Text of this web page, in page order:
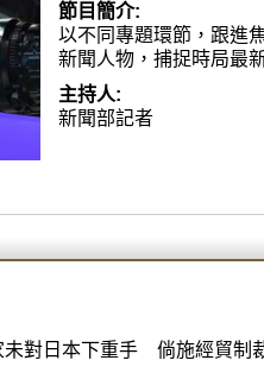
節目簡介:
以不同專題環節，跟進
新聞人物，捕捉時局最
主持人:
新聞部記者
未對日本下重手 倘施經貿制